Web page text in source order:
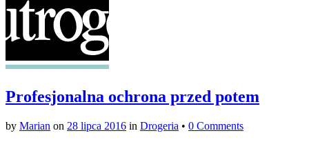
Profesjonalna ochrona przed potem
by Marian on 28 lipca 2016 in Drogeria • 0 Comments